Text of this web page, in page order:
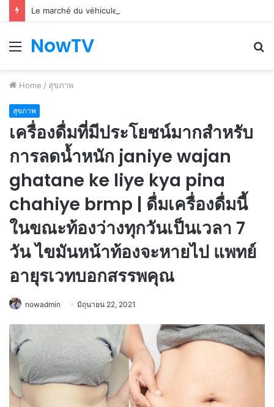
Le marché du véhicule d’occasion en plein essor
Menu
NowTV
Home / สุขภาพ
สุขภาพ
เครื่องดื่มที่มีประโยชน์มากสำหรับ
การลดน้ำหนัก janiye wajan
ghatane ke liye kya pina
chahiye brmp | ดื่มเครื่องดื่มนี้
ในขณะท้องว่างทุกวันเป็นเวลา 7
วัน ไขมันหน้าท้องจะหายไป แพทย์
อายุรเวทบอกสรรพคุณ
nowadmin มิถุนายน 22, 2021